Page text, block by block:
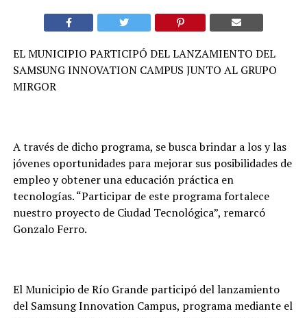
EL MUNICIPIO PARTICIPÓ DEL LANZAMIENTO DEL
SAMSUNG INNOVATION CAMPUS JUNTO AL GRUPO
MIRGOR
A través de dicho programa, se busca brindar a los y las
jóvenes oportunidades para mejorar sus posibilidades de
empleo y obtener una educación práctica en
tecnologías. “Participar de este programa fortalece
nuestro proyecto de Ciudad Tecnológica”, remarcó
Gonzalo Ferro.
El Municipio de Río Grande participó del lanzamiento
del Samsung Innovation Campus, programa mediante el